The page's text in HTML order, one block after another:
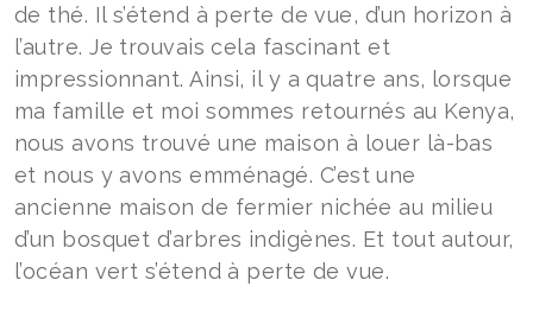
de thé. Il s’étend à perte de vue, d’un horizon à
l’autre. Je trouvais cela fascinant et
impressionnant. Ainsi, il y a quatre ans, lorsque
ma famille et moi sommes retournés au Kenya,
nous avons trouvé une maison à louer là-bas
et nous y avons emménagé. C’est une
ancienne maison de fermier nichée au milieu
d’un bosquet d’arbres indigènes. Et tout autour,
l’océan vert s’étend à perte de vue.